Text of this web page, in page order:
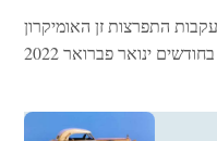
התפרצות זן האומיקרון
בחודשים ינואר פברואר 2022